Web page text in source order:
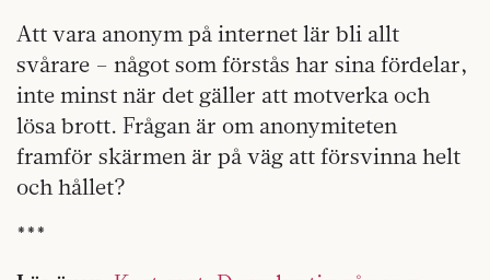
Att vara anonym på internet lär bli allt
svårare – något som förstås har sina fördelar,
inte minst när det gäller att motverka och
lösa brott. Frågan är om anonymiteten
framför skärmen är på väg att försvinna helt
och hållet?
***